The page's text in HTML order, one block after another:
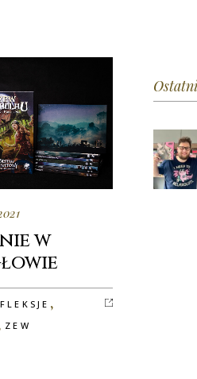
w
,
ZEW